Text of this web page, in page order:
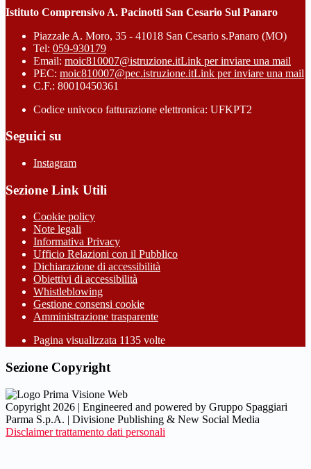
Istituto Comprensivo A. Pacinotti San Cesario Sul Panaro
Piazzale A. Moro, 35 - 41018 San Cesario s.Panaro (MO)
Tel: 059-930179
Email: moic810007@istruzione.itLink per inviare una mail
PEC: moic810007@pec.istruzione.itLink per inviare una mail
C.F.: 80010450361
Codice univoco fatturazione elettronica: UFKPT2
Seguici su
Instagram
Sezione Link Utili
Cookie policy
Note legali
Informativa Privacy
Ufficio Relazioni con il Pubblico
Dichiarazione di accessibilità
Obiettivi di accessibilità
Whistleblowing
Gestione consensi cookie
Amministrazione trasparente
Pagina visualizzata 1135 volte
Sezione Copyright
Copyright 2026 | Engineered and powered by Gruppo Spaggiari
Parma S.p.A. | Divisione Publishing & New Social Media
Disclaimer trattamento dati personali